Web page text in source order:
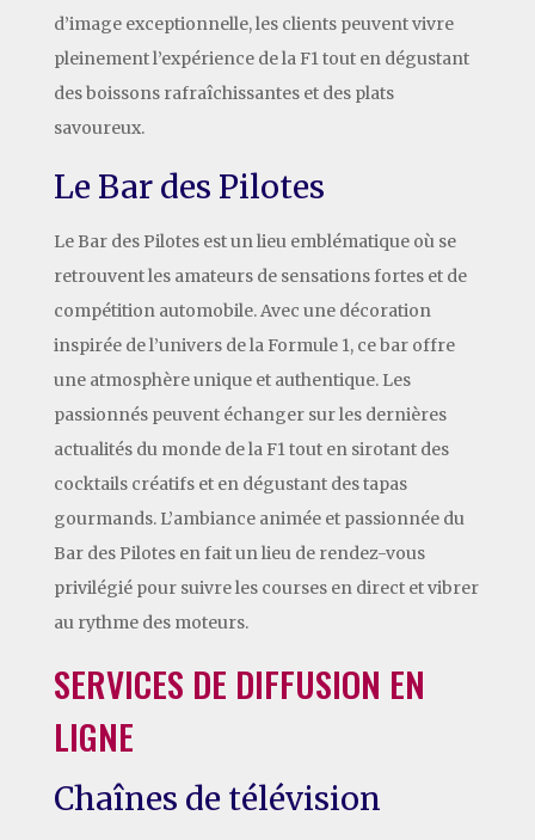
d’image exceptionnelle, les clients peuvent vivre
pleinement l’expérience de la F1 tout en dégustant
des boissons rafraîchissantes et des plats
savoureux.
Le Bar des Pilotes
Le Bar des Pilotes est un lieu emblématique où se
retrouvent les amateurs de sensations fortes et de
compétition automobile. Avec une décoration
inspirée de l’univers de la Formule 1, ce bar offre
une atmosphère unique et authentique. Les
passionnés peuvent échanger sur les dernières
actualités du monde de la F1 tout en sirotant des
cocktails créatifs et en dégustant des tapas
gourmands. L’ambiance animée et passionnée du
Bar des Pilotes en fait un lieu de rendez-vous
privilégié pour suivre les courses en direct et vibrer
au rythme des moteurs.
SERVICES DE DIFFUSION EN
LIGNE
Chaînes de télévision